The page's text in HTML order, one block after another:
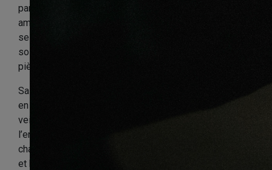
parfaitement aux projets de rénovation comme aux
aménagements neufs. Ses lames larges de
ses longueurs variables de
sol harmonieux, agréable visuellement et adapté aux
pièces de vie.
Sa finition
en conservant un aspect naturel. Le brossage révèle le
veinage du chêne, tandis que le vernis facilite
l’entretien au quotidien. Les
chaque lame et apportent une finition propre, structurée
et haut de gamme.